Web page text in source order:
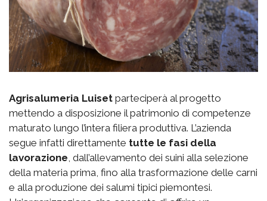
Agrisalumeria Luiset parteciperà al progetto
mettendo a disposizione il patrimonio di competenze
maturato lungo l’intera filiera produttiva. L’azienda
segue infatti direttamente tutte le fasi della
lavorazione, dall’allevamento dei suini alla selezione
della materia prima, fino alla trasformazione delle carni
e alla produzione dei salumi tipici piemontesi.